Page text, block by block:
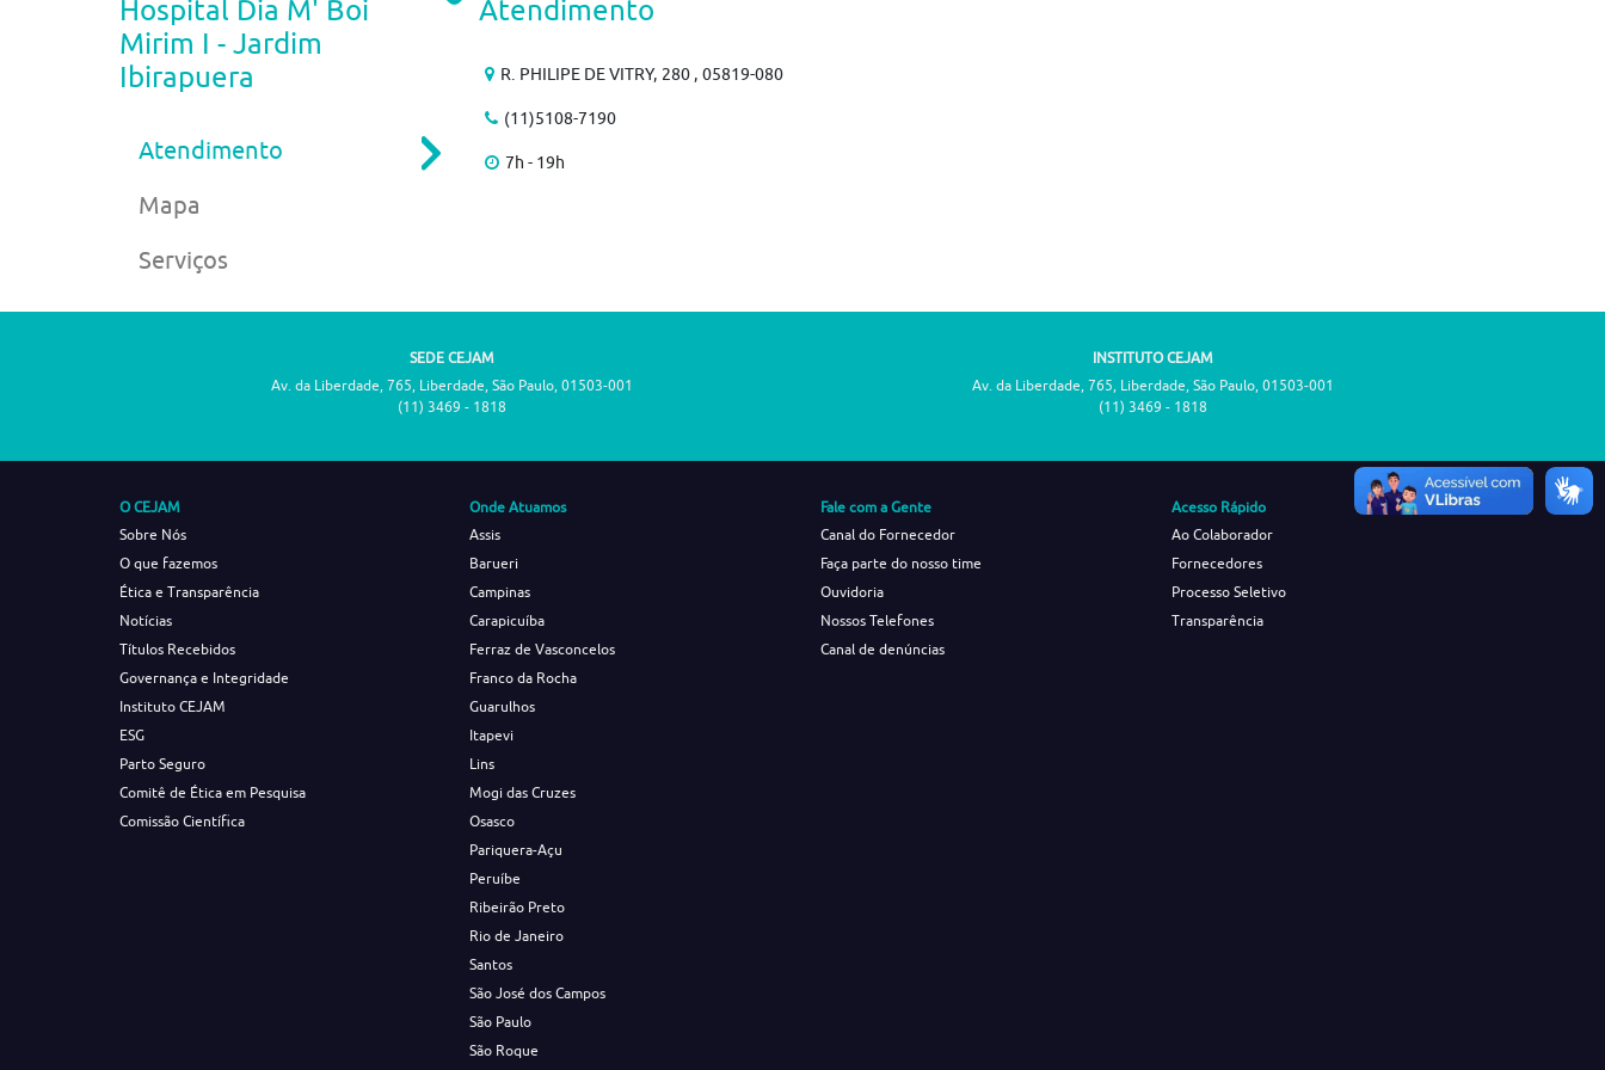
Hospital Dia M' Boi
Mirim I - Jardim
Ibirapuera
Atendimento
Mapa
Serviços
Atendimento
R. PHILIPE DE VITRY, 280 , 05819-080
(11)5108-7190
7h - 19h
SEDE CEJAM
Av. da Liberdade, 765, Liberdade, São Paulo, 01503-001
(11) 3469 - 1818
INSTITUTO CEJAM
Av. da Liberdade, 765, Liberdade, São Paulo, 01503-001
(11) 3469 - 1818
O CEJAM
Sobre Nós
O que fazemos
Ética e Transparência
Notícias
Títulos Recebidos
Governança e Integridade
Instituto CEJAM
ESG
Parto Seguro
Comitê de Ética em Pesquisa
Comissão Científica
Onde Atuamos
Assis
Barueri
Campinas
Carapicuíba
Ferraz de Vasconcelos
Franco da Rocha
Guarulhos
Itapevi
Lins
Mogi das Cruzes
Osasco
Pariquera-Açu
Peruíbe
Ribeirão Preto
Rio de Janeiro
Santos
São José dos Campos
São Paulo
São Roque
Fale com a Gente
Canal do Fornecedor
Faça parte do nosso time
Ouvidoria
Nossos Telefones
Canal de denúncias
Acesso Rápido
Ao Colaborador
Fornecedores
Processo Seletivo
Transparência